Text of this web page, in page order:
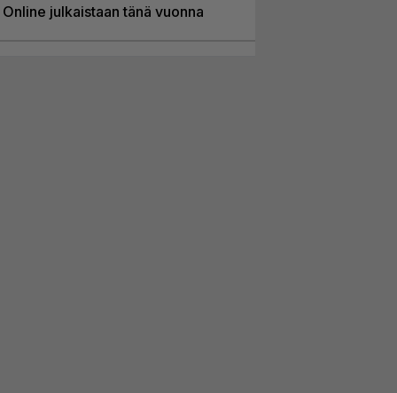
Online julkaistaan tänä vuonna